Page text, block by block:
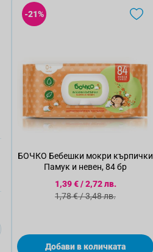
Търсене
-21%
БОЧКО Бебешки мокри кърпички
Памук и невен, 84 бр
Специална цена
1,39 €/2,72 лв.
Стандартна цена
1,78 €/3,48 лв.
Добави в количката